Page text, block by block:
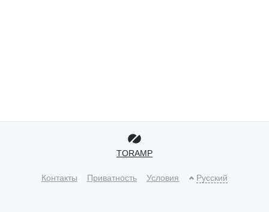
TORAMP
Контакты Приватность Условия Русский